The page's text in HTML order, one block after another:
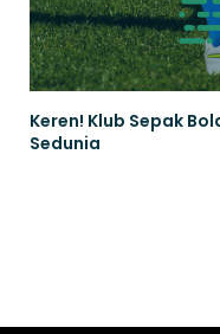
Keren! Klub Sepak
Sedunia